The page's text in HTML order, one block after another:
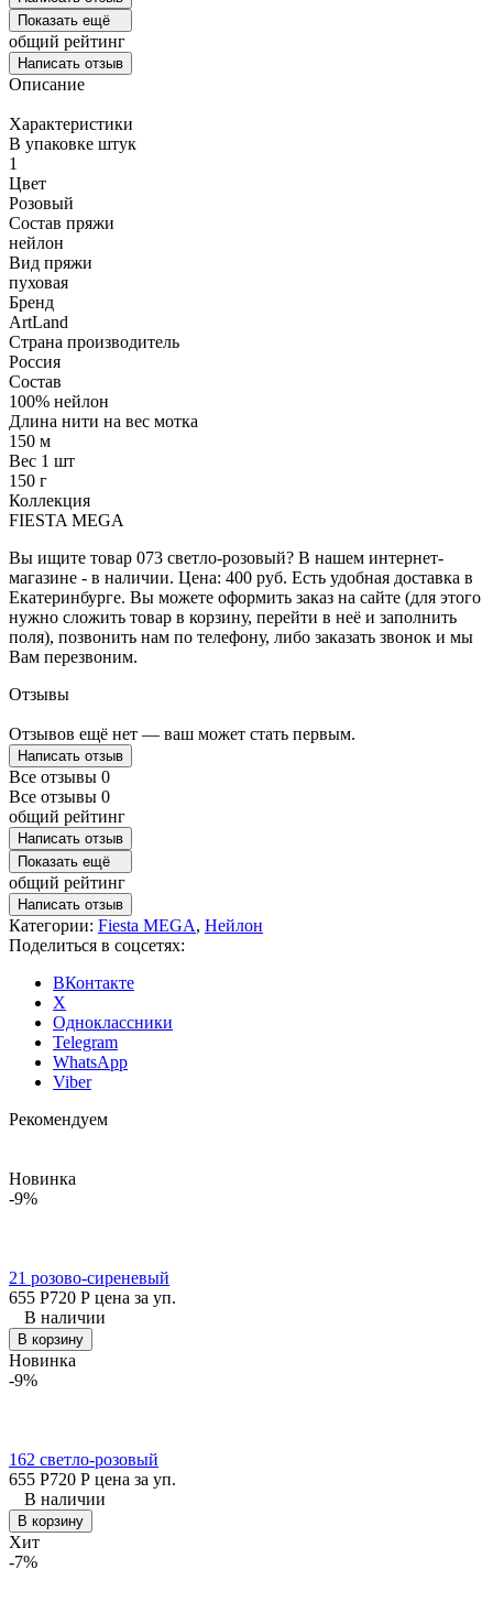
Показать ещё
общий рейтинг
Написать отзыв
Описание
Характеристики
В упаковке штук
1
Цвет
Розовый
Состав пряжи
нейлон
Вид пряжи
пуховая
Бренд
ArtLand
Страна производитель
Россия
Состав
100% нейлон
Длина нити на вес мотка
150 м
Вес 1 шт
150 г
Коллекция
FIESTA MEGA
Вы ищите товар 073 светло-розовый? В нашем интернет-
магазине - в наличии. Цена: 400 руб. Есть удобная доставка в
Екатеринбурге. Вы можете оформить заказ на сайте (для этого
нужно сложить товар в корзину, перейти в неё и заполнить
поля), позвонить нам по телефону, либо заказать звонок и мы
Вам перезвоним.
Отзывы
Отзывов ещё нет — ваш может стать первым.
Написать отзыв
Все отзывы 0
Все отзывы 0
общий рейтинг
Написать отзыв
Показать ещё
общий рейтинг
Написать отзыв
Категории: Fiesta MEGA, Нейлон
Поделиться в соцсетях:
ВКонтакте
X
Одноклассники
Telegram
WhatsApp
Viber
Рекомендуем
Новинка
-9%
21 розово-сиреневый
655 Р720 Р цена за уп.
В наличии
В корзину
Новинка
-9%
162 светло-розовый
655 Р720 Р цена за уп.
В наличии
В корзину
Хит
-7%